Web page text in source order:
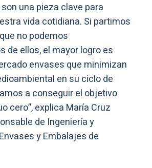
una pieza clave para
vida cotidiana. Si partimos
no podemos
de ellos, el mayor logro es
envases que minimizan
en su ciclo de
a conseguir el objetivo
cero”, explica María Cruz
de Ingeniería y
y Embalajes de